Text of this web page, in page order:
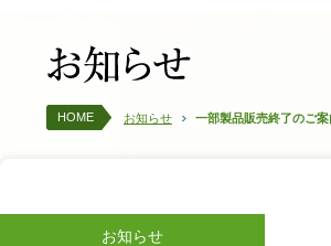
HOME お知らせ 一部製品販売終了のご案
お知らせ